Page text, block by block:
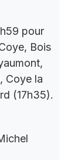
pour
Bois
Coye la
(17h35).